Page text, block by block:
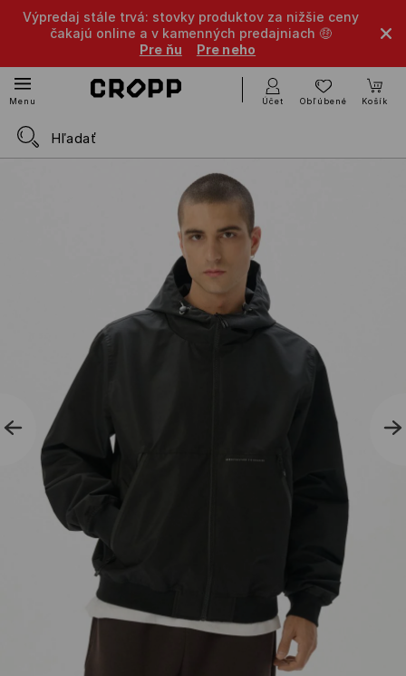
Výpredaj stále trvá: stovky produktov za nižšie ceny
čakajú online a v kamenných predajniach 🤑
Pre ňu
Pre neho
Menu Účet Obľúbené Košík